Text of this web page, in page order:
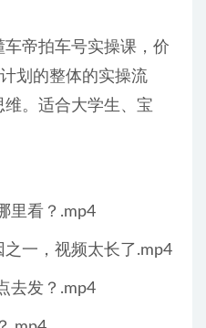
帝拍车号实操课，价
划的整体的实操流
。适合大学生、宝
里看？.mp4
一，视频太长了.mp4
去发？.mp4